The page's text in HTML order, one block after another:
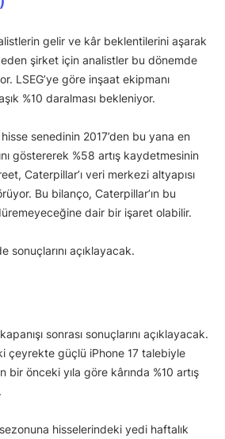
gelir ve kâr beklentilerini aşarak
şirket için analistler bu dönemde
LSEG’ye göre inşaat ekipmanı
%10 daralması bekleniyor.
hisse senedinin 2017’den bu yana en
göstererek %58 artış kaydetmesinin
Caterpillar’ı veri merkezi altyapısı
Bu bilanço, Caterpillar’ın bu
dair bir işaret olabilir.
sonuçlarını açıklayacak.
sonrası sonuçlarını açıklayacak.
çeyrekte güçlü iPhone 17 talebiyle
bir önceki yıla göre kârında %10 artış
hisselerindeki yedi haftalık